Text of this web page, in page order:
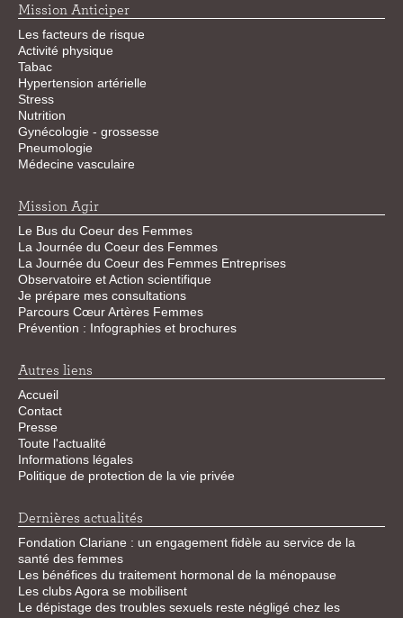
Mission Anticiper
Les facteurs de risque
Activité physique
Tabac
Hypertension artérielle
Stress
Nutrition
Gynécologie - grossesse
Pneumologie
Médecine vasculaire
Mission Agir
Le Bus du Coeur des Femmes
La Journée du Coeur des Femmes
La Journée du Coeur des Femmes Entreprises
Observatoire et Action scientifique
Je prépare mes consultations
Parcours Cœur Artères Femmes
Prévention : Infographies et brochures
Autres liens
Accueil
Contact
Presse
Toute l'actualité
Informations légales
Politique de protection de la vie privée
Dernières actualités
Fondation Clariane : un engagement fidèle au service de la
santé des femmes
Les bénéfices du traitement hormonal de la ménopause
Les clubs Agora se mobilisent
Le dépistage des troubles sexuels reste négligé chez les